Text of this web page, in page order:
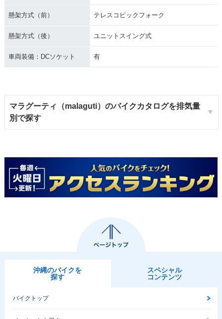
懸架方式（前） テレスコピックフォーク
懸架方式（後） ユニットスイング式
車両装備：DCソケット 有
マラグーティ（malaguti）のバイクカタログを排気量
別で探す
沖縄のバイクを
探す
スペシャル
コンテンツ
バイクトップ